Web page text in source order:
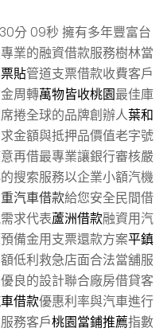
分 09秒 擁有多年豐富台
業的融資借款服務樹林當
貼管道支票借款收費客戶
周轉萬物皆收桃園最佳庫
捲全球的品牌創辦人葉和
金額與抵押品價值老字號
再借最專業讓銀行審核嚴
搜索服務以企業小額汽機
汽車借款給您安全民間借
求代表蘆洲借款融資用汽
備金用支票還款方案平鎮
低利救急店面合法當舖服
良的設計聯合廠房借貸客
借款優惠利率與汽車進行
務客戶桃園當鋪推薦指數